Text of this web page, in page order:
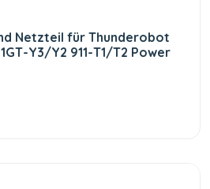
Netzteil für Thunderobot
Y3/Y2 911-T1/T2 Power